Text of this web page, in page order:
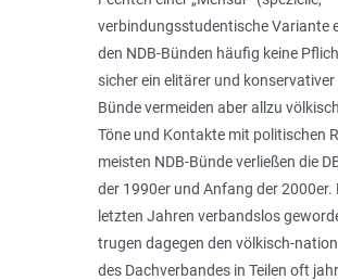
verbindungsstudentische Variante
den NDB-Bünden häufig keine
sicher ein elitärer und
Bünde vermeiden aber allzu
Töne und Kontakte mit politischen
meisten NDB-Bünde verließen die
der 1990er und Anfang der 2000er.
letzten Jahren verbandslos
trugen dagegen den völkisch-
des Dachverbandes in Teilen oft